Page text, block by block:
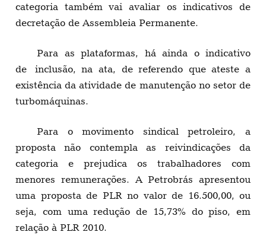
categoria também vai avaliar os indicativos de
decretação de Assembleia Permanente.
Para as plataformas, há ainda o indicativo
de inclusão, na ata, de referendo que ateste a
existência da atividade de manutenção no setor de
turbomáquinas.
Para o movimento sindical petroleiro, a
proposta não contempla as reivindicações da
categoria e prejudica os trabalhadores com
menores remunerações. A Petrobrás apresentou
uma proposta de PLR no valor de 16.500,00, ou
seja, com uma redução de 15,73% do piso, em
relação à PLR 2010.